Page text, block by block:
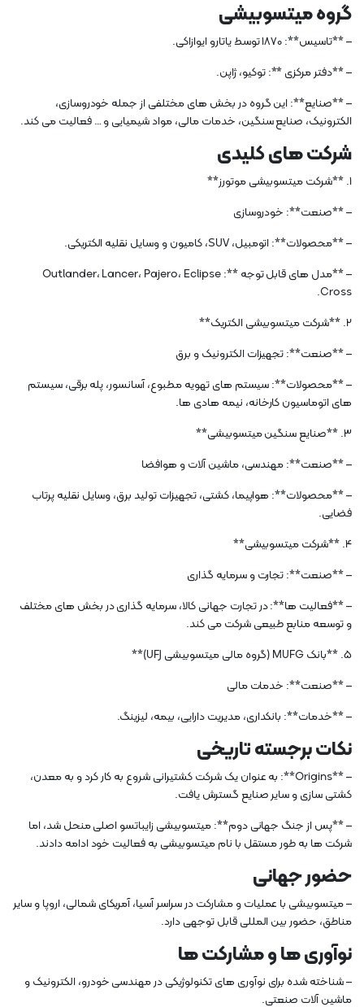
گروه میتسوبیشی
– **تاسیس**: 1870 توسط یاتارو ایوازاکی.
– **دفتر مرکزی **: توکیو، ژاپن.
– **صنایع**: این گروه در بخش های مختلفی از جمله خودروسازی،
الکترونیک، صنایع سنگین، خدمات مالی، مواد شیمیایی و … فعالیت می کند.
شرکت های کلیدی
1. **شرکت میتسوبیشی موتورز**
– **صنعت**: خودروسازی
– **محصولات**: اتومبیل، SUV، کامیون و وسایل نقلیه الکتریکی.
– **مدل های قابل توجه **: Outlander، Lancer، Pajero، Eclipse
Cross.
2. **شرکت میتسوبیشی الکتریک**
– **صنعت**: تجهیزات الکترونیک و برق
– **محصولات**: سیستم های تهویه مطبوع، آسانسور، پله برقی، سیستم
های اتوماسیون کارخانه، نیمه هادی ها.
3. **صنایع سنگین میتسوبیشی**
– **صنعت**: مهندسی، ماشین آلات و هوافضا
– **محصولات**: هواپیما، کشتی، تجهیزات تولید برق، وسایل نقلیه پرتاب
فضایی.
4. **شرکت میتسوبیشی**
– **صنعت**: تجارت و سرمایه گذاری
– **فعالیت ها**: در تجارت جهانی کالا، سرمایه گذاری در بخش های مختلف
و توسعه منابع طبیعی شرکت می کند.
5. **بانک MUFG (گروه مالی میتسوبیشی UFJ)**
– **صنعت**: خدمات مالی
– **خدمات**: بانکداری، مدیریت دارایی، بیمه، لیزینگ.
نکات برجسته تاریخی
– **Origins**: به عنوان یک شرکت کشتیرانی شروع به کار کرد و به معدن،
کشتی سازی و سایر صنایع گسترش یافت.
– **پس از جنگ جهانی دوم**: میتسوبیشی زایباتسو اصلی منحل شد، اما
شرکت ها به طور مستقل با نام میتسوبیشی به فعالیت خود ادامه دادند.
حضور جهانی
– میتسوبیشی با عملیات و مشارکت در سراسر آسیا، آمریکای شمالی، اروپا و سایر
مناطق، حضور بین المللی قابل توجهی دارد.
نوآوری ها و مشارکت ها
– شناخته شده برای نوآوری های تکنولوژیکی در مهندسی خودرو، الکترونیک و
ماشین آلات صنعتی.